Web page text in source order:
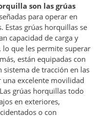
son las grúas
para operar en
Estas grúas horquillas se
capacidad de carga y
lo que les permite superar
están equipadas con
de tracción en las
excelente movilidad
grúas horquillas todo
en exteriores,
o con